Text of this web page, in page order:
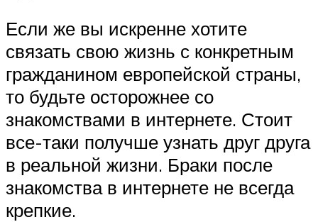
Если же вы искренне хотите
связать свою жизнь с конкретным
гражданином европейской страны,
то будьте осторожнее со
знакомствами в интернете. Стоит
все-таки получше узнать друг друга
в реальной жизни. Браки после
знакомства в интернете не всегда
крепкие.